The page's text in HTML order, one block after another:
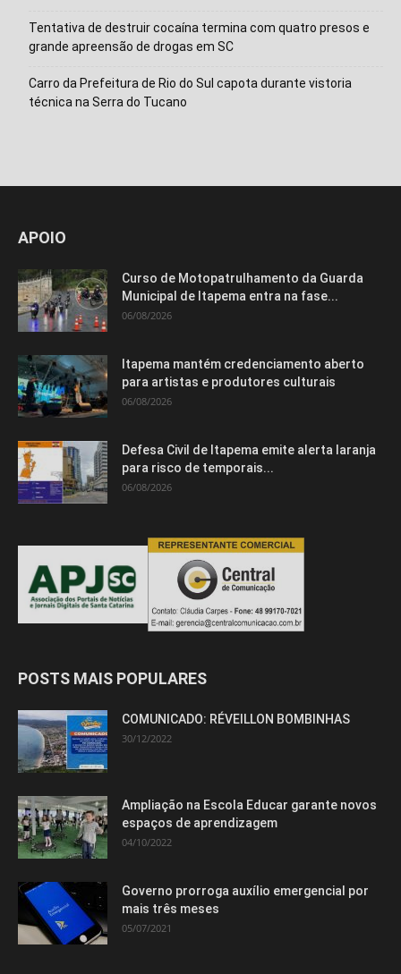
Tentativa de destruir cocaína termina com quatro presos e
grande apreensão de drogas em SC
Carro da Prefeitura de Rio do Sul capota durante vistoria
técnica na Serra do Tucano
APOIO
Curso de Motopatrulhamento da Guarda
Municipal de Itapema entra na fase...
06/08/2026
Itapema mantém credenciamento aberto
para artistas e produtores culturais
06/08/2026
Defesa Civil de Itapema emite alerta laranja
para risco de temporais...
06/08/2026
POSTS MAIS POPULARES
COMUNICADO: RÉVEILLON BOMBINHAS
30/12/2022
Ampliação na Escola Educar garante novos
espaços de aprendizagem
04/10/2022
Governo prorroga auxílio emergencial por
mais três meses
05/07/2021